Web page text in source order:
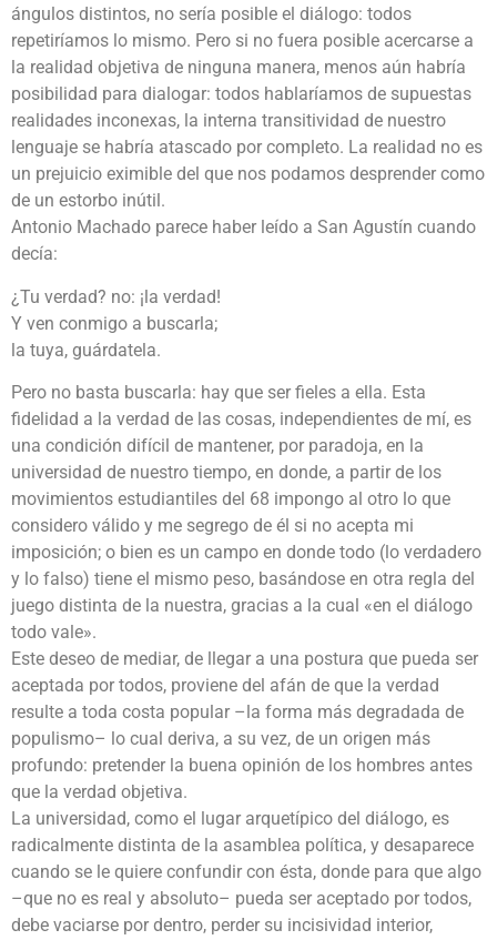
ángulos distintos, no sería posible el diálogo: todos
repetiríamos lo mismo. Pero si no fuera posible acercarse a
la realidad objetiva de ninguna manera, menos aún habría
posibilidad para dialogar: todos hablaríamos de supuestas
realidades inconexas, la interna transitividad de nuestro
lenguaje se habría atascado por completo. La realidad no es
un prejuicio eximible del que nos podamos desprender como
de un estorbo inútil.
Antonio Machado parece haber leído a San Agustín cuando
decía:
¿Tu verdad? no: ¡la verdad!
Y ven conmigo a buscarla;
la tuya, guárdatela.
Pero no basta buscarla: hay que ser fieles a ella. Esta
fidelidad a la verdad de las cosas, independientes de mí, es
una condición difícil de mantener, por paradoja, en la
universidad de nuestro tiempo, en donde, a partir de los
movimientos estudiantiles del 68 impongo al otro lo que
considero válido y me segrego de él si no acepta mi
imposición; o bien es un campo en donde todo (lo verdadero
y lo falso) tiene el mismo peso, basándose en otra regla del
juego distinta de la nuestra, gracias a la cual «en el diálogo
todo vale».
Este deseo de mediar, de llegar a una postura que pueda ser
aceptada por todos, proviene del afán de que la verdad
resulte a toda costa popular –la forma más degradada de
populismo– lo cual deriva, a su vez, de un origen más
profundo: pretender la buena opinión de los hombres antes
que la verdad objetiva.
La universidad, como el lugar arquetípico del diálogo, es
radicalmente distinta de la asamblea política, y desaparece
cuando se le quiere confundir con ésta, donde para que algo
–que no es real y absoluto– pueda ser aceptado por todos,
debe vaciarse por dentro, perder su incisividad interior,